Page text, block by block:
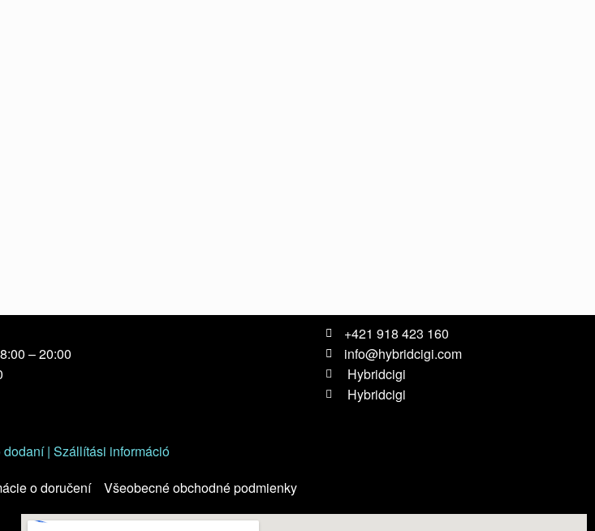
– 20:00
+421 918 423 160
info@hybridcigi.com
Hybridcigi
Hybridcigi
dodaní | Szállítási információ
o doručení Všeobecné obchodné podmienky